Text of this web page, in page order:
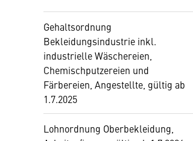
Gehaltsordnung
Bekleidungsindustrie inkl.
industrielle Wäschereien,
Chemischputzereien und
Färbereien, Angestellte, gültig ab
1.7.2025
Lohnordnung Oberbekleidung,